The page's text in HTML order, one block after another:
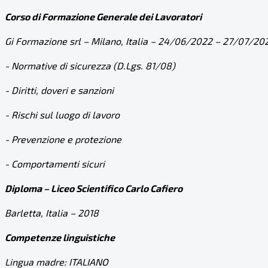
Corso di Formazione Generale dei Lavoratori
Gi Formazione srl – Milano, Italia – 24/06/2022 – 27/07/
- Normative di sicurezza (D.Lgs. 81/08)
- Diritti, doveri e sanzioni
- Rischi sul luogo di lavoro
- Prevenzione e protezione
- Comportamenti sicuri
Diploma – Liceo Scientifico Carlo Cafiero
Barletta, Italia – 2018
Competenze linguistiche
Lingua madre: ITALIANO